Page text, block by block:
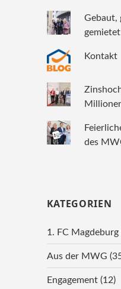
Gebaut,
gemietet
Kontakt
des
KATEGORIEN
1. FC Magdeburg
Aus der MWG
Engagement(12)